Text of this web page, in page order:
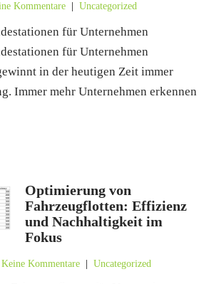
Kommentare Uncategorized
für Unternehmen
für Unternehmen
in der heutigen Zeit immer
Immer mehr Unternehmen erkennen
Optimierung von
Fahrzeugflotten: Effizienz
und Nachhaltigkeit im
Fokus
Keine Kommentare Uncategorized